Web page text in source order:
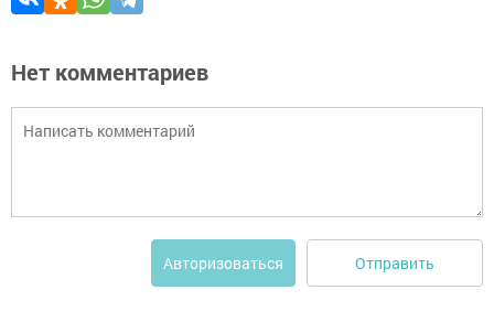
Нет комментариев
Авторизоваться Отправить